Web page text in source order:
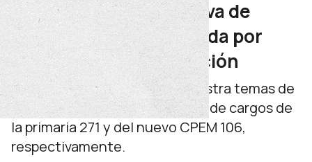
La comunidad educativa de
Octavio Pico fue recibida por
autoridades de Educación
Se abordaron junto con la ministra temas de
infraestructura y de cobertura de cargos de
la primaria 271 y del nuevo CPEM 106,
respectivamente.